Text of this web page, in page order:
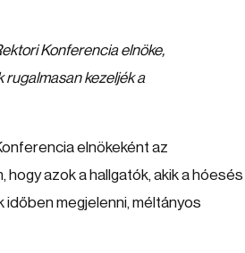
Konferencia elnöke,
rugalmasan kezeljék a
elnökeként az
azok a hallgatók, akik a hóesés
időben megjelenni, méltányos